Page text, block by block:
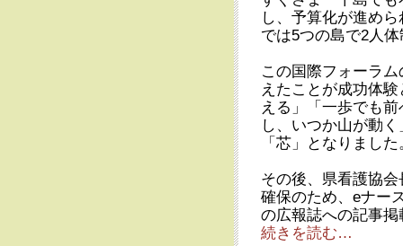
し、予算化が進め
では5つの島で2人
この国際フォーラ
えたことが成功体
える」「一歩でも
し、いつか山が動
「芯」となりました
その後、県看護協
確保のため、eナー
の広報誌への記事
続きを読む…